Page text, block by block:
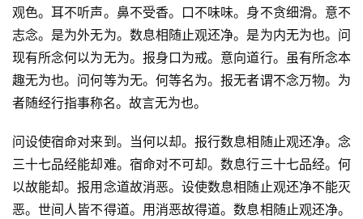
观色。耳不听声。鼻不受香。口不味味。身不贪细滑。意不
志念。是为外无为。数息相随止观还净。是为内无为也。问
现有所念何以为无为。报身口为戒。意向道行。虽有所念本
趣无为也。问何等为无。何等名为。报无者谓不念万物。为
者随经行指事称名。故言无为也。
问设使宿命对来到。当何以却。报行数息相随止观还净。念
三十七品经能却难。宿命对不可却。数息行三十七品经。何
以故能却。报用念道故消恶。设使数息相随止观还净不能灭
恶。世间人皆不得道。用消恶故得道。数息相随止观还净。